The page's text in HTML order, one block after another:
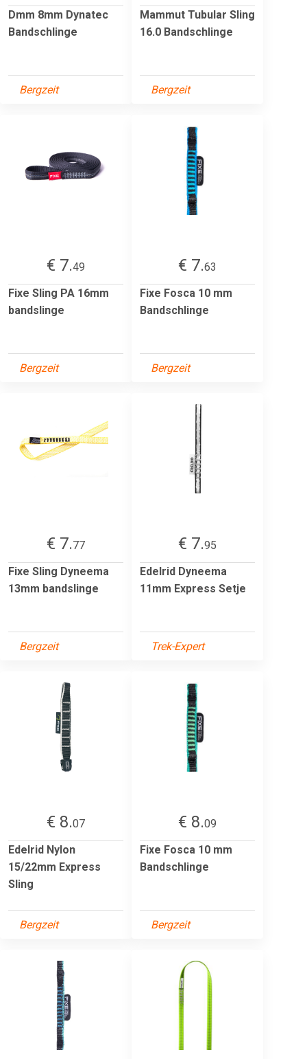
Dmm 8mm Dynatec
Bandschlinge
Bergzeit
Mammut Tubular Sling
16.0 Bandschlinge
Bergzeit
€ 7.49
Fixe Sling PA 16mm
bandslinge
Bergzeit
€ 7.63
Fixe Fosca 10 mm
Bandschlinge
Bergzeit
€ 7.77
Fixe Sling Dyneema
13mm bandslinge
Bergzeit
€ 7.95
Edelrid Dyneema
11mm Express Setje
Trek-Expert
€ 8.07
Edelrid Nylon
15/22mm Express
Sling
Bergzeit
€ 8.09
Fixe Fosca 10 mm
Bandschlinge
Bergzeit